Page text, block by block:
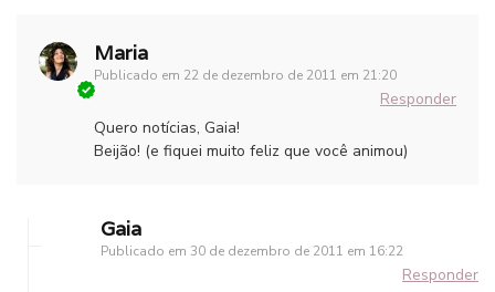
Maria
Publicado em 22 de dezembro de 2011 em 21:20
Responder
Quero notícias, Gaia!
Beijão! (e fiquei muito feliz que você animou)
Gaia
Publicado em 30 de dezembro de 2011 em 16:22
Responder